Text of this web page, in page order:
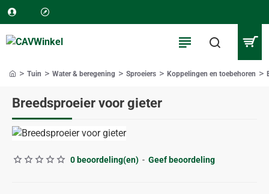
Breedsproeier voor gieter
Tuin Water & beregening Sproeiers Koppelingen en toebehoren
0 beoordeling(en) - Geef beoordeling